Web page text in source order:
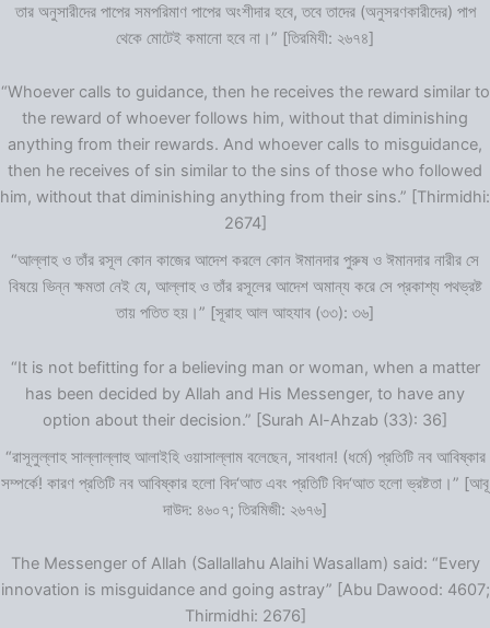
তার অনুসারীদের পাপের সমপরিমাণ পাপের অংশীদার হবে, তবে তাদের (অনুসরণকারীদের) পাপ
থেকে মোটেই কমানো হবে না।” [তিরমিযী: ২৬৭৪]
“Whoever calls to guidance, then he receives the reward similar to
the reward of whoever follows him, without that diminishing
anything from their rewards. And whoever calls to misguidance,
then he receives of sin similar to the sins of those who followed
him, without that diminishing anything from their sins.” [Thirmidhi:
2674]
“আল্লাহ ও তাঁর রসূল কোন কাজের আদেশ করলে কোন ঈমানদার পুরুষ ও ঈমানদার নারীর সে
বিষয়ে ভিন্ন ক্ষমতা নেই যে, আল্লাহ ও তাঁর রসূলের আদেশ অমান্য করে সে প্রকাশ্য পথভ্রষ্ট
তায় পতিত হয়।” [সূরাহ আল আহযাব (৩৩): ৩৬]
“It is not befitting for a believing man or woman, when a matter
has been decided by Allah and His Messenger, to have any
option about their decision.” [Surah Al-Ahzab (33): 36]
“রাসূলুল্লাহ সাল্লাল্লাহু আলাইহি ওয়াসাল্লাম বলেছেন, সাবধান! (ধর্মে) প্রতিটি নব আবিষ্কার
সম্পর্কে! কারণ প্রতিটি নব আবিষ্কার হলো বিদ‘আত এবং প্রতিটি বিদ‘আত হলো ভ্রষ্টতা।” [আবূ
দাউদ: ৪৬০৭; তিরমিজী: ২৬৭৬]
The Messenger of Allah (Sallallahu Alaihi Wasallam) said: “Every
innovation is misguidance and going astray” [Abu Dawood: 4607;
Thirmidhi: 2676]